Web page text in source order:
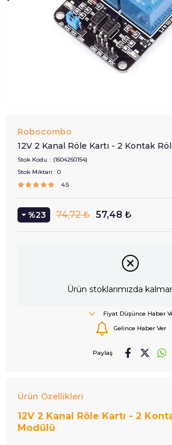
Robocombo
12V 2 Kanal Röle Kartı - 2 Kontak
Stok Kodu
(1604260154)
Stok Miktarı : 0
4.5
23 74,72 ₺ 57,48 ₺
Ürün stoklarımızda
Fiyat Düşünce Haber
Gelince Haber Ver
Paylaş
Ürün Özellikleri
12V 2 Kanal Röle Kartı - 2
Modülü